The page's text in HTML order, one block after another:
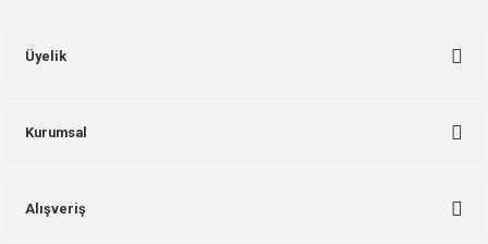
Üyelik
Kurumsal
Alışveriş